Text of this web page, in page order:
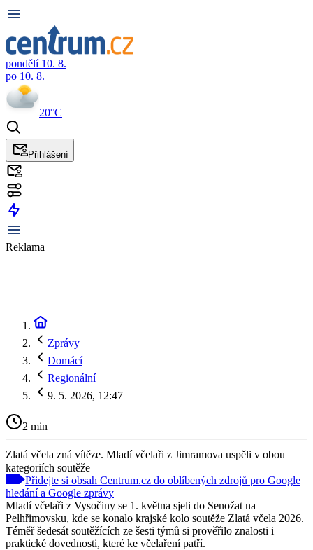
pondělí 10. 8.
po 10. 8.
20°C
Přihlášení
Reklama
Zprávy
Domácí
Regionální
9. 5. 2026, 12:47
2 min
Zlatá včela zná vítěze. Mladí včelaři z Jimramova uspěli v obou
kategoriích soutěže
Přidejte si obsah Centrum.cz do oblíbených zdrojů pro Google
hledání a Google zprávy
Mladí včelaři z Vysočiny se 1. května sjeli do Senožat na
Pelhřimovsku, kde se konalo krajské kolo soutěže Zlatá včela 2026.
Téměř šedesát soutěžících ze šesti týmů si prověřilo znalosti i
praktické dovednosti, které ke včelaření patří.